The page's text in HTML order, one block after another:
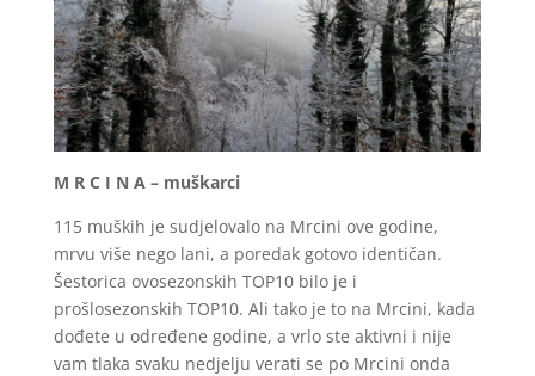
M R C I N A – muškarci
115 muških je sudjelovalo na Mrcini ove godine,
mrvu više nego lani, a poredak gotovo identičan.
Šestorica ovosezonskih TOP10 bilo je i
prošlosezonskih TOP10. Ali tako je to na Mrcini, kada
dođete u određene godine, a vrlo ste aktivni i nije
vam tlaka svaku nedjelju verati se po Mrcini onda